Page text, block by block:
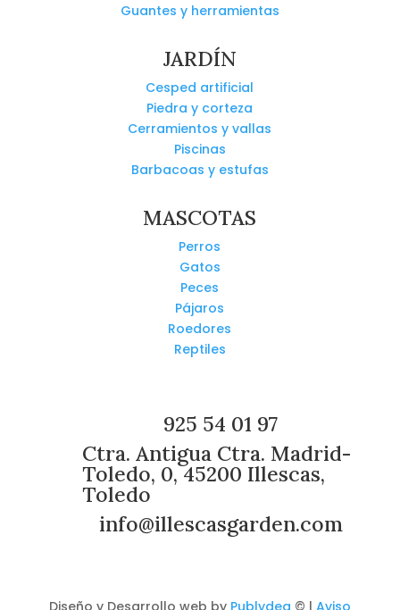
Guantes y herramientas
JARDÍN
Cesped artificial
Piedra y corteza
Cerramientos y vallas
Piscinas
Barbacoas y estufas
MASCOTAS
Perros
Gatos
Peces
Pájaros
Roedores
Reptiles
925 54 01 97
Ctra. Antigua Ctra. Madrid-
Toledo, 0, 45200 Illescas,
Toledo
info@illescasgarden.com
Diseño y Desarrollo web by Publydea © | Aviso